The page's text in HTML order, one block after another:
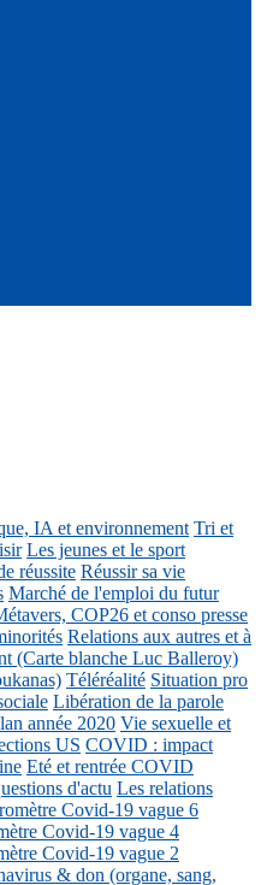
IA et environnement Tri et
Les jeunes et le sport
réussite Réussir sa vie
Marché de l'emploi du futur
COP26 et conso presse
Relations aux autres et à
(Carte blanche Luc Balleroy)
Téléréalité Situation pro
Libération de la parole
année 2020 Vie sexuelle et
US COVID : impact
Eté et rentrée COVID
d'actu Les relations
Covid-19 vague 6
Covid-19 vague 4
Covid-19 vague 2
& don (organe, sang,